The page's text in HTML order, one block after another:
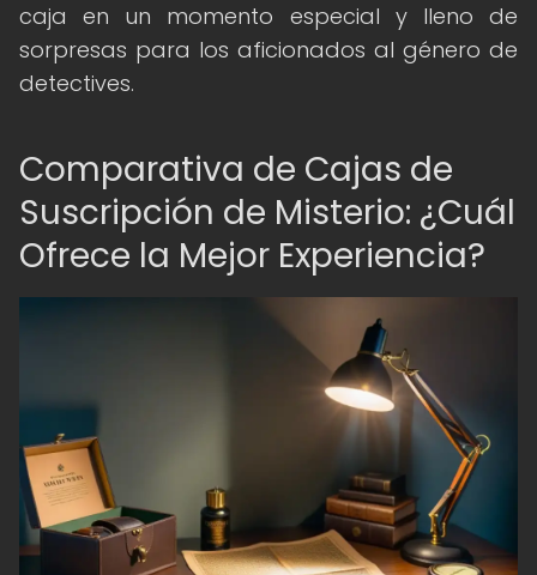
caja en un momento especial y lleno de
sorpresas para los aficionados al género de
detectives.
Comparativa de Cajas de
Suscripción de Misterio: ¿Cuál
Ofrece la Mejor Experiencia?